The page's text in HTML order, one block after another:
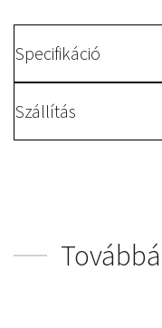
Specifikáció
Szállítás